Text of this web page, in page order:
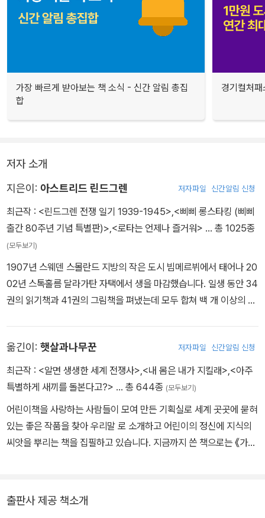
가장 빠르게 받아보는 책 소식 - 신간 알림 총집
합
경기컬처
저자 소개
지은이: 아스트리드 린드그렌 저자파일 신간알림 신청
최근작 : <린드그렌 전쟁 일기 1939-1945>,<삐삐 롱스타킹 (삐삐
출간 80주년 기념 특별판)>,<로타는 언제나 즐거워> … 총 1025종
(모두보기)
1907년 스웨덴 스몰란드 지방의 작은 도시 빔메르뷔에서 태어나 20
02년 스톡홀름 달라가탄 자택에서 생을 마감했습니다. 일생 동안 34
권의 읽기책과 41권의 그림책을 펴냈는데 모두 합쳐 백 개 이상의 언
지고 있고, ‘어린이책의 노벨상’으로 불리는 한스 크리스티안 안데르
센 상, 스웨덴 아카데미 대상 등 많은 상을 수상했으며, 영화와 텔레비
전 드라마로 제작되어 세계 여러 나라에 방영되었습니다. 린드그렌은
소리를 낸 활동가이기도 했습니다. 특히 어린이와 동물의 권리를 지
지하고 그들에게 가해지는 폭력에 대해 강하게 비판했습니다. 그녀
자신이 여성으로서 또 미혼모로서 사회적 폭력에 부딪친 젊은 시절을
크리스티나 포르슬룬드(Kristina Forslund)와 함께 스웨덴의 여러
옮긴이: 햇살과나무꾼 저자파일 신간알림 신청
최근작 : <알면 생생한 세계 전쟁사>,<내 몸은 내가 지킬래>,<아주
특별하게 새끼를 돌본다고?> … 총 644종 (모두보기)
어린이책을 사랑하는 사람들이 모여 만든 기획실로 세계 곳곳에 묻혀
있는 좋은 작품을 찾아 우리말 로 소개하고 어린이의 정신에 지식의
씨앗을 뿌리는 책을 집필하고 있습니다. 지금까지 쓴 책으로는 《가마
출판사 제공 책소개